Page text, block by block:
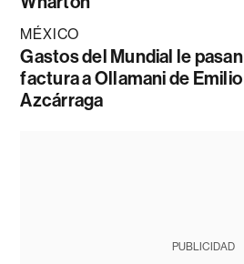
MÉXICO
Gastos del Mundial le pasan
factura a Ollamani de Emilio
Azcárraga
PUBLICIDAD